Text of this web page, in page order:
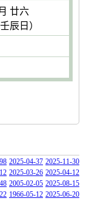
廿六
辰日）
2025-04-37 2025-11-30
2025-03-26 2025-04-12
2005-02-05 2025-08-15
1966-05-12 2025-06-20